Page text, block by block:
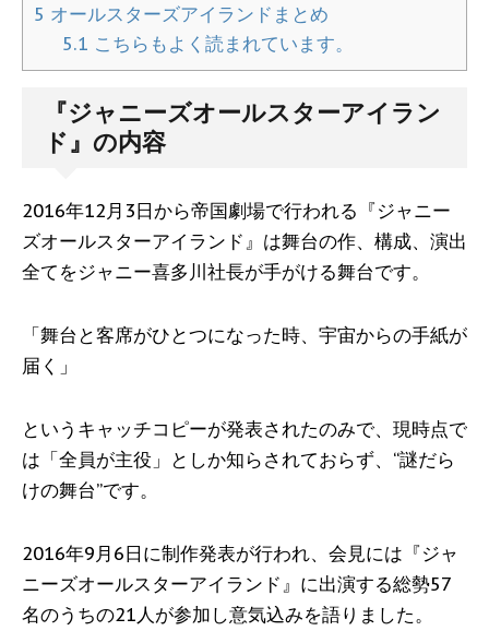
5 オールスターズアイランドまとめ
5.1 こちらもよく読まれています。
『ジャニーズオールスターアイラン
ド』の内容
2016年12月3日から帝国劇場で行われる『ジャニー
ズオールスターアイランド』は舞台の作、構成、演出
全てをジャニー喜多川社長が手がける舞台です。
「舞台と客席がひとつになった時、宇宙からの手紙が
届く」
というキャッチコピーが発表されたのみで、現時点で
は「全員が主役」としか知らされておらず、“謎だら
けの舞台”です。
2016年9月6日に制作発表が行われ、会見には『ジャ
ニーズオールスターアイランド』に出演する総勢57
名のうちの21人が参加し意気込みを語りました。